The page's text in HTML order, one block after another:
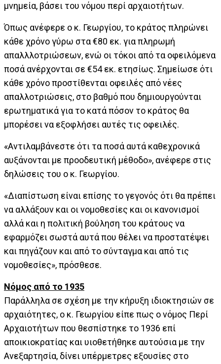
μνημεία, βάσει του νόμου περί αρχαιοτήτων.
Όπως ανέφερε ο κ. Γεωργίου, το κράτος πληρώνει
κάθε χρόνο γύρω στα €80 εκ. για πληρωμή
απαλλλοτριώσεων, ενώ οι τόκοι από τα οφειλόμενα
ποσά ανέρχονται σε €54 εκ. ετησίως. Σημείωσε ότι
κάθε χρόνο προστίθενται οφειλές από νέες
απαλλοτριώσεις, στο βαθμό που δημιουργούνται
ερωτηματικά για το κατά πόσον το κράτος θα
μπορέσει να εξοφλήσει αυτές τις οφειλές.
«Αντιλαμβάνεστε ότι τα ποσά αυτά καθεχρονικά
αυξάνονται με προοδευτική μέθοδο», ανέφερε στις
δηλώσεις του ο κ. Γεωργίου.
«Διαπίστωση είναι επίσης το γεγονός ότι θα πρέπει
να αλλάξουν και οι νομοθεσίες και οι κανονισμοί
αλλά και η πολιτική βούληση του κράτους να
εφαρμόζει σωστά αυτά που θέλει να προστατέψει
και πηγάζουν και από το σύνταγμα και από τις
νομοθεσίες», πρόσθεσε.
Νόμος από το 1935
Παράλληλα σε σχέση με την κήρυξη ιδιοκτησιών σε
αρχαιότητες, ο κ. Γεωργίου είπε πως ο νόμος Περί
Αρχαιοτήτων που θεσπίστηκε το 1936 επί
αποικιοκρατίας και υιοθετήθηκε αυτούσια με την
Ανεξαρτησία, δίνει υπέρμετρες εξουσίες στο